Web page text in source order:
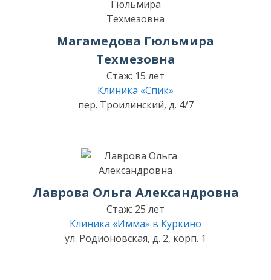
Магамедова Гюльмира
Техмезовна
Стаж: 15 лет
Клиника «Спик»
пер. Троилинский, д. 4/7
Лаврова Ольга Александровна
Стаж: 25 лет
Клиника «Имма» в Куркино
ул. Родионовская, д. 2, корп. 1